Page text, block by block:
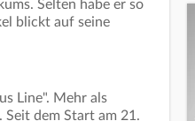
Selten habe er so
blickt auf seine
Line". Mehr als
dem Start am 21.